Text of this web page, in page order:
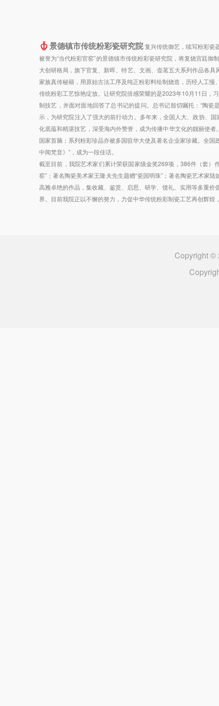
景德镇市传统粉彩瓷研究院复兴传统御艺，续写粉彩瓷
被誉为“当代粉彩官窑”的景德镇市传统粉彩瓷研究院，将复烧宫廷
大创研格局，旗下官复、新晖、特艺、文画、壶茗五大系列作品各
家族真传秘籍，用原始古法工序及纯正粉彩料绘制烧造，历经人工
传统粉彩工艺惊艳绽放。让研究院倍感荣耀的是2023年10月11日，
制技艺，并面对面地回答了总书记的提问。总书记殷切嘱托：“陶瓷
示，为研究院注入了强大的前行动力。多年来，全国人大、政协、
化底蕴和精湛技艺，深受海内外赞誉，成为传播中华文化的靓丽使
国家首脑；系列粉彩珍品亦被多国驻华大使及著名企业家珍藏。全
中闻梵音》”，成为一段佳话。
截至目前，我院艺术家们累计荣获国家级金奖269项，386件（套）
窑”；著名陶瓷美术家王隆夫先生题赠“瓷国明珠”；著名陶瓷艺术家
高雅卓绝的作品，集收藏、鉴赏、启思、研学、馈礼、实用等多重
界。目前我院正以不懈的努力，力促中华传统粉彩制瓷工艺再创辉
Copyright ©